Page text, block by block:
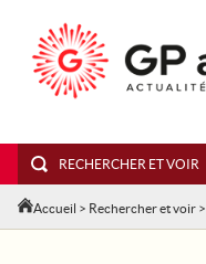
RECHERCHER ET VOIR
Accueil > Rechercher et voir >